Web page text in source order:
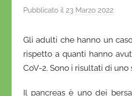
Pubblicato il 23 Marzo 2022
Gli adulti che hanno un
rispetto a quanti hanno
CoV-2. Sono i risultati di
Il pancreas è uno dei